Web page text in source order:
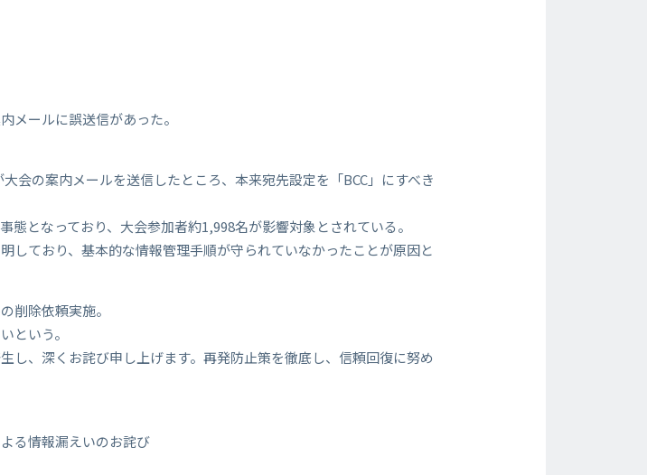
メールに誤送信があった。
会の案内メールを送信したところ、本来宛先設定を「BCC」にすべき
となっており、大会参加者約1,998名が影響対象とされている。
しており、基本的な情報管理手順が守られていなかったことが原因と
削除依頼実施。
という。
し、深くお詫び申し上げます。再発防止策を徹底し、信頼回復に努め
る情報漏えいのお詫び